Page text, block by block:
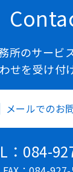
所のサービ
せを受け付
メールでのお
：084-